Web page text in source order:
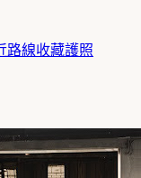
路線收藏護照